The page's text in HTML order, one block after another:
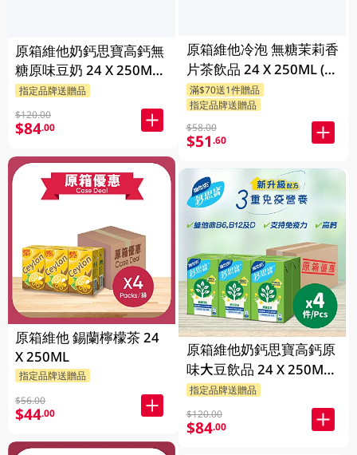
原箱維他奶鈣思寶高鈣無
糖原味豆奶 24 X 250ML
(新舊包裝隨機發貨)
指定品牌送贈品
$120.00
$84.00
原箱維他 錫蘭檸檬茶 24
X 250ML
指定品牌送贈品
$56.00
$44.00
原箱維他冷泡 無糖茉莉香
片茶飲品 24 X 250ML (新
舊包裝隨機發貨)
滿$70送1件贈品
指定品牌送贈品
$58.00
$51.60
原箱維他奶鈣思寶高鈣原
味大豆飲品 24 X 250ML
(新舊包裝隨機發貨)
指定品牌送贈品
$120.00
$84.00